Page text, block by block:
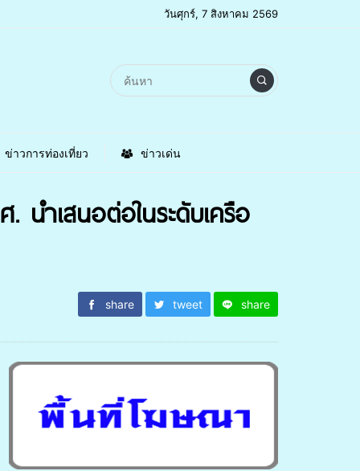
วันศุกร์, 7 สิงหาคม 2569
ข่าวการท่องเที่ยว ข่าวเด่น
นำเสนอต่อในระดับเครือ
share tweet share